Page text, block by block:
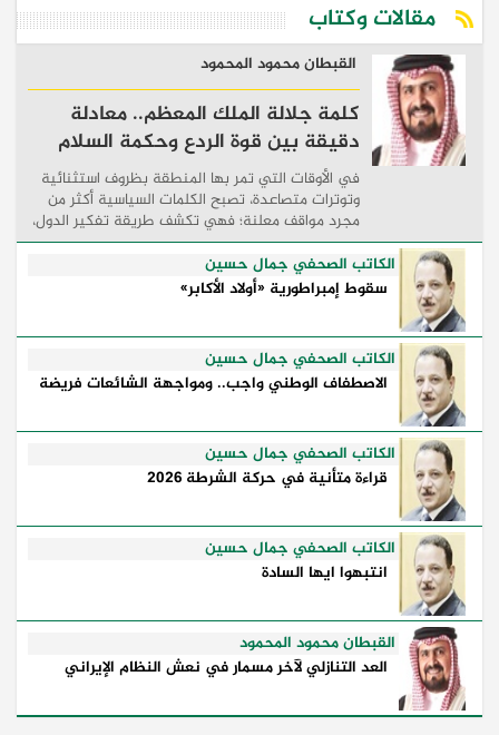
مقالات وكتاب
القبطان محمود المحمود
كلمة جلالة الملك المعظم.. معادلة
دقيقة بين قوة الردع وحكمة السلام
في الأوقات التي تمر بها المنطقة بظروف استثنائية
وتوترات متصاعدة، تصبح الكلمات السياسية أكثر من
مجرد مواقف معلنة؛ فهي تكشف طريقة تفكير الدول،
وكيفية إدارتها للأزمات، والحدود التي تفصل بين القوة
...
الكاتب الصحفي جمال حسين
سقوط إمبراطورية «أولاد الأكابر»
الكاتب الصحفي جمال حسين
الاصطفاف الوطني واجب.. ومواجهة الشائعات فريضة
الكاتب الصحفي جمال حسين
قراءة متأنية في حركة الشرطة 2026
الكاتب الصحفي جمال حسين
انتبهوا ايها السادة
القبطان محمود المحمود
العد التنازلي لآخر مسمار في نعش النظام الإيراني